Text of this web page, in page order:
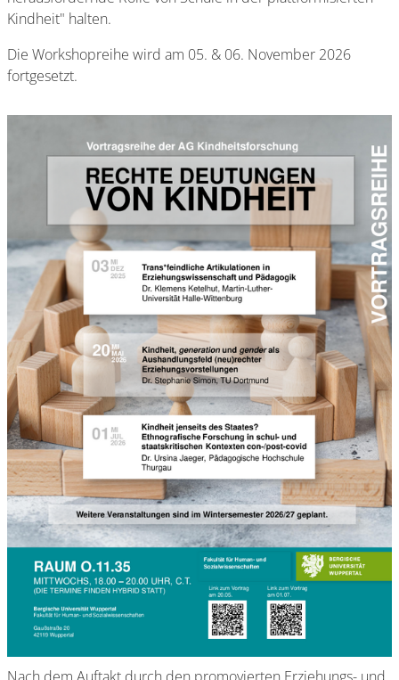
Kindheit" halten.
Die Workshopreihe wird am 05. & 06. November 2026
fortgesetzt.